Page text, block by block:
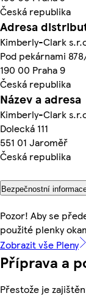
Česká republika
Adresa
Kimberly-Clark
Pod pekárnami
190 00 Praha 9
Česká republika
Název a adresa
Kimberly-Clark
Dolecká 111
551 01 Jaroměř
Česká republika
Bezpečnostní
Pozor! Aby se
použité plenky
Zobrazit vše Pleny
Příprava a
Přestože je